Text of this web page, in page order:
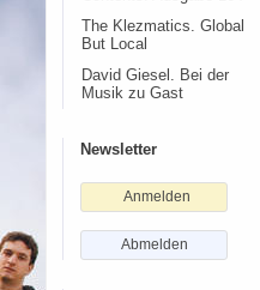
The Klezmatics. Global
But Local
David Giesel. Bei der
Musik zu Gast
Newsletter
Anmelden
Abmelden